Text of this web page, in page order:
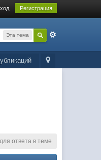
Регистрация
Эта тема
ответа в теме